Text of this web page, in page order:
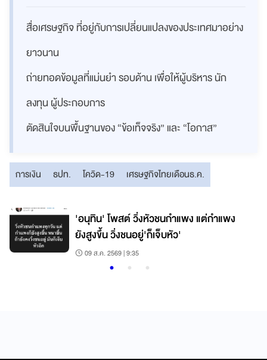
สื่อเศรษฐกิจ ที่อยู่กับการเปลี่ยนแปลงของประเทศมาอย่าง
ยาวนาน
ถ่ายทอดข้อมูลที่แม่นยำ รอบด้าน เพื่อให้ผู้บริหาร นัก
ลงทุน ผู้ประกอบการ
ตัดสินใจบนพื้นฐานของ “ข้อเท็จจริง” และ “โอกาส”
การเงิน ธปท. โควิด-19 เศรษฐกิจไทยเดือนธ.ค.
'อนุทิน' โพสต์ วิ่งหัวชนกำแพง แต่กำแพง
ยังสูงขึ้น วิ่งชนอยู่'ก็เจ็บหัว'
09 ส.ค. 2569 | 9:35